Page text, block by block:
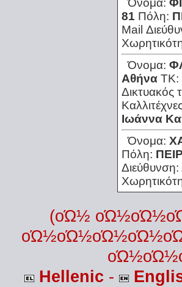
Όνομα:
81 Πόλη:
Mail
Όνομα:
Αθήνα ΤΚ:
Δικτυακός
Ιωάννα
Όνομα:
Πόλη:
Διεύθυνση:
(οΏ½
Hellenic -